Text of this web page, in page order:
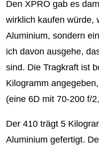
Den XPRO gab es
wirklich kaufen würde,
Aluminium, sondern
ich davon ausgehe,
sind. Die Tragkraft ist
Kilogramm
(eine 6D mit 70-200 f/
Der 410 trägt 5
Aluminium gefertigt.